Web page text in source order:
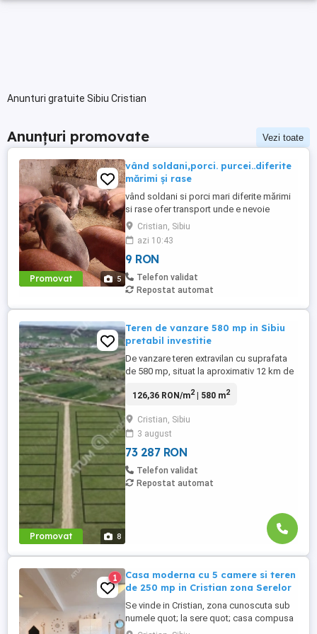
Anunturi gratuite Sibiu Cristian
Anunțuri promovate Vezi toate
Promovat 5
vând soldani,porci. purcei..diferite
mărimi și rase
vând soldani si porci mari diferite mărimi
si rase ofer transport unde e nevoie
Cristian, Sibiu
azi 10:43
9 RON
Telefon validat
Repostat automat
Promovat 8
Teren de vanzare 580 mp in Sibiu
pretabil investitie
De vanzare teren extravilan cu suprafata
de 580 mp, situat la aproximativ 12 km de
si in dezvoltare. Terenul se afla la o
drumul asfaltat, cu acces facil pe un drum
pietruit si usor practicabil in orice sezon.
Proprietatea ...
126,36 RON/m2| 580 m2
Cristian, Sibiu
3 august
73 287 RON
Telefon validat
Repostat automat
1
Casa moderna cu 5 camere si teren
de 250 mp in Cristian zona Serelor
Se vinde in Cristian, zona cunoscuta sub
numele quot; la sere quot; casa compusa
din 5 camere decomandate cu 2 bai in